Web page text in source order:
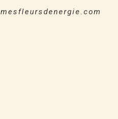
mesfleursdenergie.com